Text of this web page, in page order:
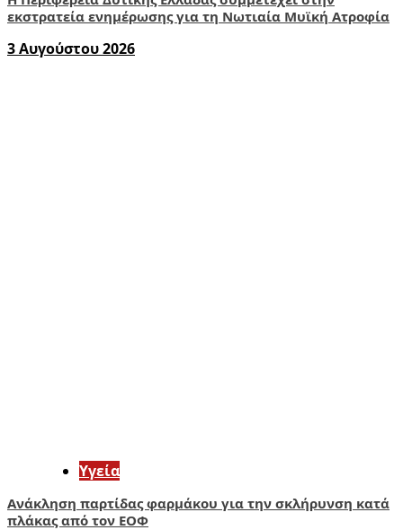
εκστρατεία ενημέρωσης για τη Νωτιαία Μυϊκή Ατροφία
3 Αυγούστου 2026
Υγεία
Ανάκληση παρτίδας φαρμάκου για την σκλήρυνση κατά
πλάκας από τον ΕΟΦ